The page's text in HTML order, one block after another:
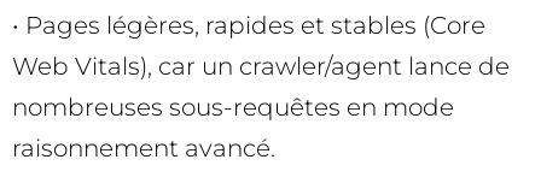
• Pages légères, rapides et stables (Core
Web Vitals), car un crawler/agent lance de
nombreuses sous-requêtes en mode
raisonnement avancé.